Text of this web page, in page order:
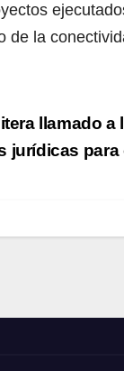
de la
llamado a
jurídicas